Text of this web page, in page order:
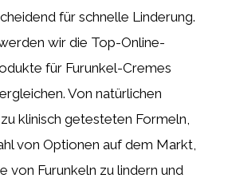
für schnelle Linderung.
wir die Top-Online-
für Furunkel-Cremes
Von natürlichen
klinisch getesteten Formeln,
von Optionen auf dem Markt,
von Furunkeln zu lindern und